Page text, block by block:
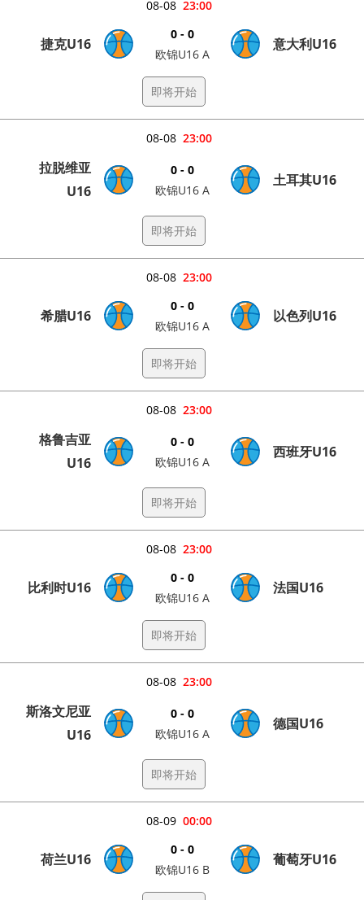
23:00
08-08
捷克U16
0 - 0
欧锦U16 A
意大利U16
即将开始
23:00
08-08
拉脱维亚
U16
0 - 0
欧锦U16 A
土耳其U16
即将开始
23:00
08-08
希腊U16
0 - 0
欧锦U16 A
以色列U16
即将开始
23:00
08-08
格鲁吉亚
U16
0 - 0
欧锦U16 A
西班牙U16
即将开始
23:00
08-08
比利时U16
0 - 0
欧锦U16 A
法国U16
即将开始
23:00
08-08
斯洛文尼亚
U16
0 - 0
欧锦U16 A
德国U16
即将开始
00:00
08-09
荷兰U16
0 - 0
欧锦U16 B
葡萄牙U16